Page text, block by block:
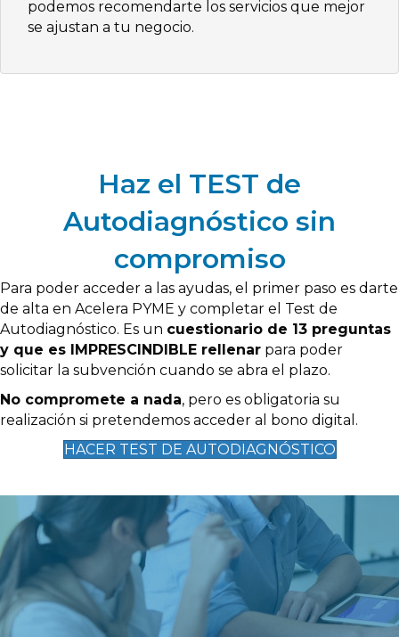
podemos recomendarte los servicios que mejor
se ajustan a tu negocio.
Haz el TEST de
Autodiagnóstico sin
compromiso
Para poder acceder a las ayudas, el primer paso es darte
de alta en Acelera PYME y completar el Test de
Autodiagnóstico. Es un cuestionario de 13 preguntas
y que es IMPRESCINDIBLE rellenar para poder
solicitar la subvención cuando se abra el plazo.
No compromete a nada, pero es obligatoria su
realización si pretendemos acceder al bono digital.
HACER TEST DE AUTODIAGNÓSTICO